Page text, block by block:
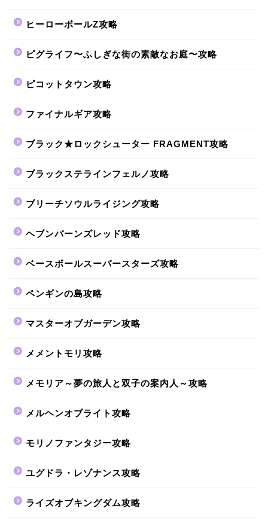
ヒーローボールZ攻略
ピグライフ〜ふしぎな街の素敵なお庭〜攻略
ピコットタウン攻略
ファイナルギア攻略
ブラック★ロックシューター FRAGMENT攻略
ブラックステラインフェルノ攻略
ブリーチソウルライジング攻略
ヘブンバーンズレッド攻略
ベースボールスーパースターズ攻略
ペンギンの島攻略
マスターオブガーデン攻略
メメントモリ攻略
メモリア～夢の旅人と双子の案内人～攻略
メルヘンオブライト攻略
モリノファンタジー攻略
ユグドラ・レゾナンス攻略
ライズオブキングダム攻略